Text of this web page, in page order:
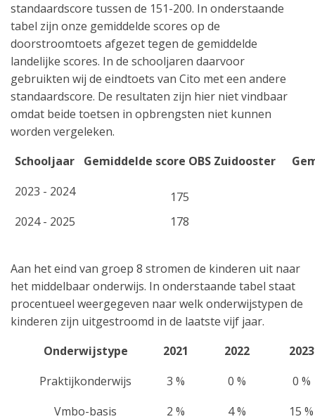
standaardscore tussen de 151-200. In onderstaande
tabel zijn onze gemiddelde scores op de
doorstroomtoets afgezet tegen de gemiddelde
landelijke scores. In de schooljaren daarvoor
gebruikten wij de eindtoets van Cito met een andere
standaardscore. De resultaten zijn hier niet vindbaar
omdat beide toetsen in opbrengsten niet kunnen
worden vergeleken.
Schooljaar
Gemiddelde score OBS Zuidooster
2023 - 2024
175
2024 - 2025
178
Aan het eind van groep 8 stromen de kinderen uit naar
het middelbaar onderwijs. In onderstaande tabel staat
procentueel weergegeven naar welk onderwijstypen de
kinderen zijn uitgestroomd in de laatste vijf jaar.
Onderwijstype
2021 2022
2023
Praktijkonderwijs
3 % 0 %
0 %
Vmbo-basis
2 % 4 %
15 %